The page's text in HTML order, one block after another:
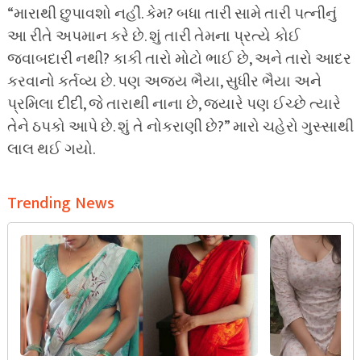
“મારાથી છુપાવશો નહીં. કેમ? બધા તારી સામે તારી પત્નીનું
આ રીતે અપમાન કરે છે. શું તારી તેમના પ્રત્યે કોઈ
જવાબદારી નથી? કાકી તારો મોટો ભાઈ છે, અને તારો આદર
કરવાનો કર્તવ્ય છે. પણ અજય ભૈયા, સુધીર ભૈયા અને
પ્રમિલા દીદી, જે તારાથી નાના છે, જ્યારે પણ ઈચ્છે ત્યારે
તેને ઠપકો આપે છે. શું તે નોકરાણી છે?” મારો ચહેરો ગુસ્સાથી
લાલ થઈ ગયો.
Trending News